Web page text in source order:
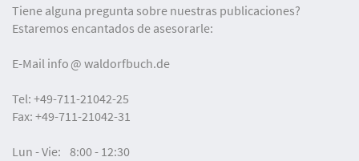
Tiene alguna pregunta sobre nuestras publicaciones?
Estaremos encantados de asesorarle:
E-Mail info waldorfbuch.de
Tel: +49-711-21042-25
Fax: +49-711-21042-31
Lun - Vie: 8:00 - 12:30